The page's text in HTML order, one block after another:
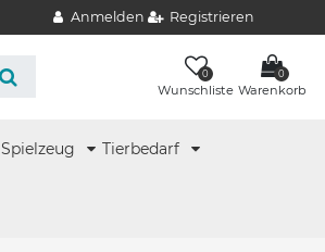
Anmelden Registrieren
0
Wunschliste
0
Warenkorb
Spielzeug Tierbedarf